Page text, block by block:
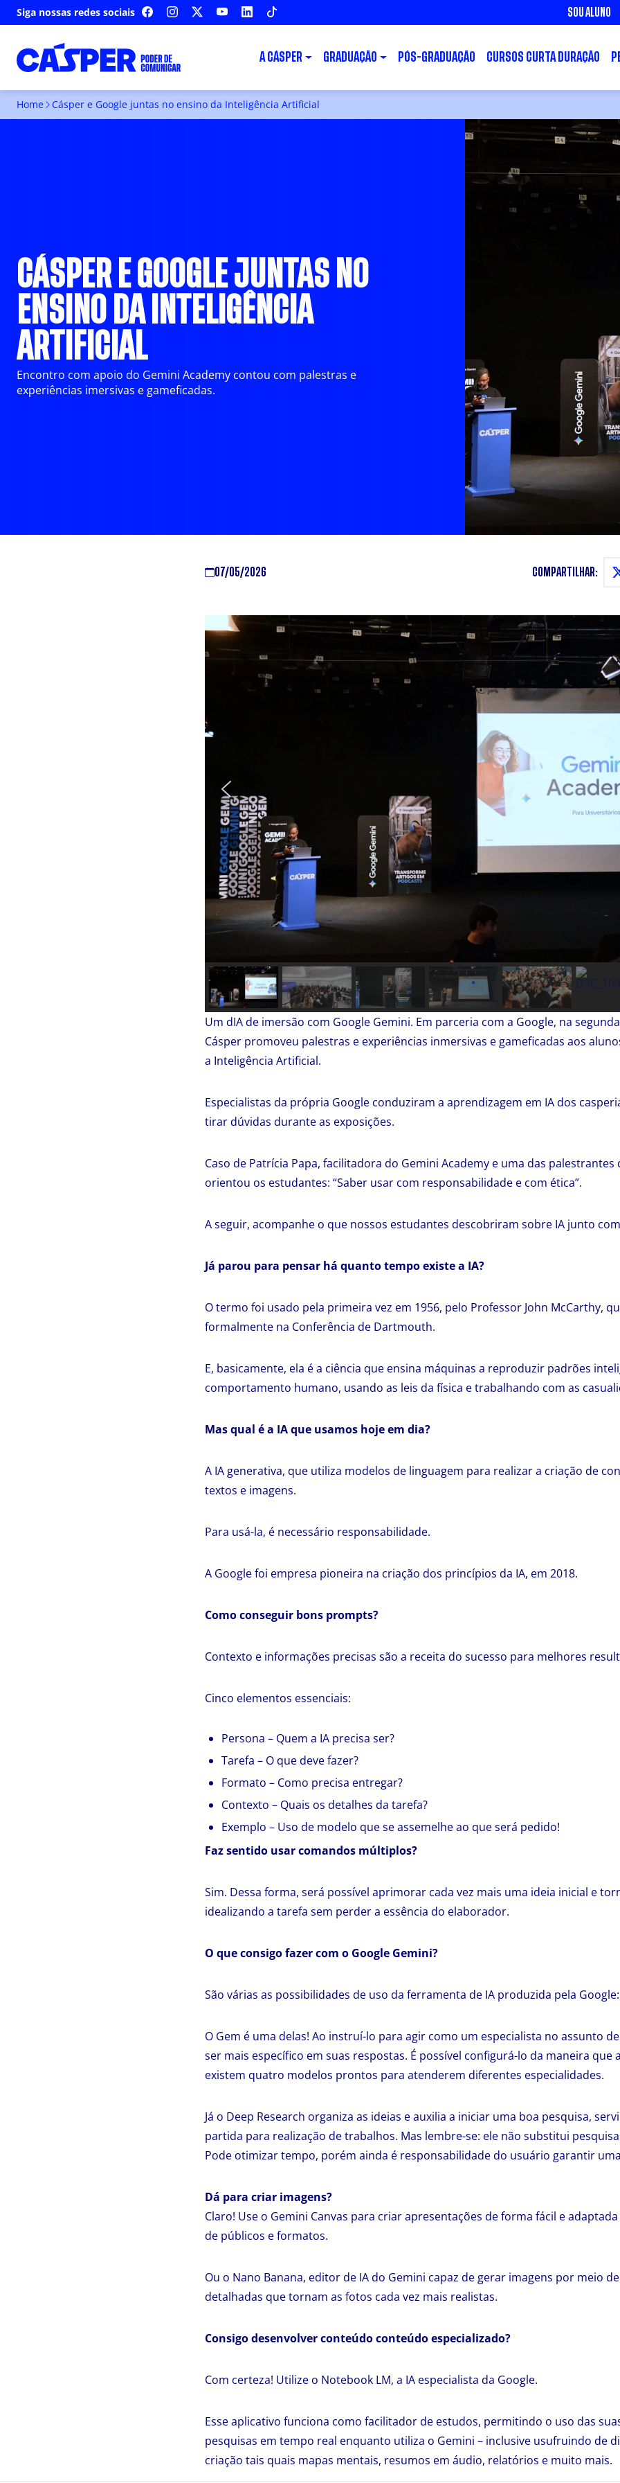
Siga nossas redes sociais FACEBOOKINSTAGRAM YOUTUBELINKEDIN SOU ALUNO
A CÁSPER GRADUAÇÃO PÓS-GRADUAÇÃO CURSOS CURTA DURAÇÃO
Home Cásper e Google juntas no ensino da Inteligência Artificial
CÁSPER E GOOGLE JUNTAS NO
ENSINO DA INTELIGÊNCIA
ARTIFICIAL
Encontro com apoio do Gemini Academy contou com palestras e
experiências imersivas e gameficadas.
07/05/2026 COMPARTILHAR:
Um dIA de imersão com Google Gemini. Em parceria com a Google, na
Cásper promoveu palestras e experiências inmersivas e gameficadas aos
a Inteligência Artificial.
Especialistas da própria Google conduziram a aprendizagem em IA dos
tirar dúvidas durante as exposições.
Caso de Patrícia Papa, facilitadora do Gemini Academy e uma das
orientou os estudantes: “Saber usar com responsabilidade e com ética”.
A seguir, acompanhe o que nossos estudantes descobriram sobre IA junto
Já parou para pensar há quanto tempo existe a IA?
O termo foi usado pela primeira vez em 1956, pelo Professor John McCarthy,
formalmente na Conferência de Dartmouth.
E, basicamente, ela é a ciência que ensina máquinas a reproduzir padrões
comportamento humano, usando as leis da física e trabalhando com as
Mas qual é a IA que usamos hoje em dia?
A IA generativa, que utiliza modelos de linguagem para realizar a criação de
textos e imagens.
Para usá-la, é necessário responsabilidade.
A Google foi empresa pioneira na criação dos princípios da IA, em 2018.
Como conseguir bons prompts?
Contexto e informações precisas são a receita do sucesso para melhores
Cinco elementos essenciais:
Persona – Quem a IA precisa ser?
Tarefa – O que deve fazer?
Formato – Como precisa entregar?
Contexto – Quais os detalhes da tarefa?
Exemplo – Uso de modelo que se assemelhe ao que será pedido!
Faz sentido usar comandos múltiplos?
Sim. Dessa forma, será possível aprimorar cada vez mais uma ideia inicial e
idealizando a tarefa sem perder a essência do elaborador.
O que consigo fazer com o Google Gemini?
São várias as possibilidades de uso da ferramenta de IA produzida pela Google:
O Gem é uma delas! Ao instruí-lo para agir como um especialista no assunto
ser mais específico em suas respostas. É possível configurá-lo da maneira que
existem quatro modelos prontos para atenderem diferentes especialidades.
Já o Deep Research organiza as ideias e auxilia a iniciar uma boa pesquisa,
partida para realização de trabalhos. Mas lembre-se: ele não substitui
Pode otimizar tempo, porém ainda é responsabilidade do usuário garantir
Dá para criar imagens?
Claro! Use o Gemini Canvas para criar apresentações de forma fácil e
de públicos e formatos.
Ou o Nano Banana, editor de IA do Gemini capaz de gerar imagens por meio
detalhadas que tornam as fotos cada vez mais realistas.
Consigo desenvolver conteúdo conteúdo especializado?
Com certeza! Utilize o Notebook LM, a IA especialista da Google.
Esse aplicativo funciona como facilitador de estudos, permitindo o uso das
pesquisas em tempo real enquanto utiliza o Gemini – inclusive usufruindo de
criação tais quais mapas mentais, resumos em áudio, relatórios e muito mais.